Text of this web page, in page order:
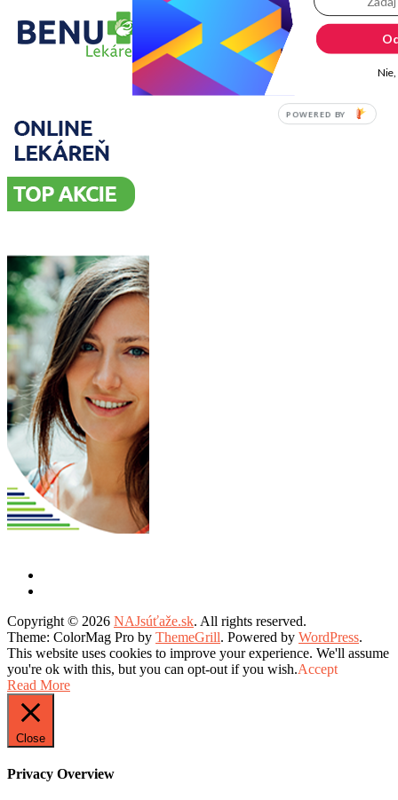
Copyright © 2026 NAJsúťaže.sk. All rights reserved.
Theme: ColorMag Pro by ThemeGrill. Powered by WordPress.
This website uses cookies to improve your experience. We'll assume
you're ok with this, but you can opt-out if you wish.Accept
Read More
Close
Privacy Overview